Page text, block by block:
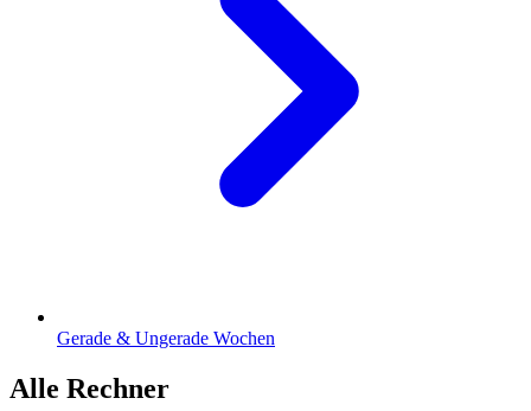
Gerade & Ungerade Wochen
Alle Rechner